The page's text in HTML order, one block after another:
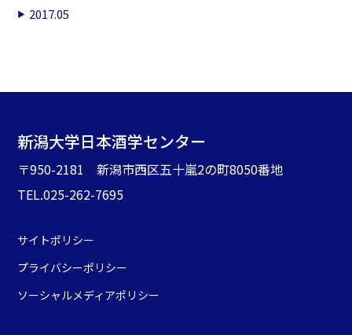
2017.05
新潟大学日本酒学センター
〒950-2181 新潟市西区五十嵐2の町8050番地
TEL.025-262-7695
サイトポリシー
プライバシーポリシー
ソーシャルメディアポリシー